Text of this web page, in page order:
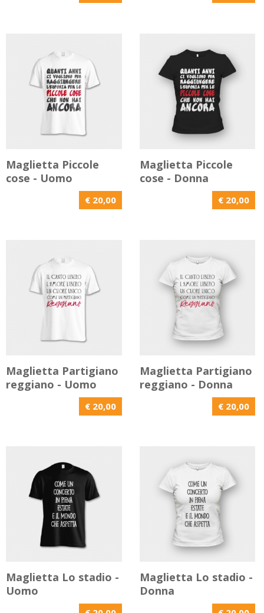
Maglietta Piccole
cose - Uomo
€ 20,00
Maglietta Piccole
cose - Donna
€ 20,00
Maglietta Partigiano
reggiano - Uomo
€ 20,00
Maglietta Partigiano
reggiano - Donna
€ 20,00
Maglietta Lo stadio -
Uomo
Maglietta Lo stadio -
Donna